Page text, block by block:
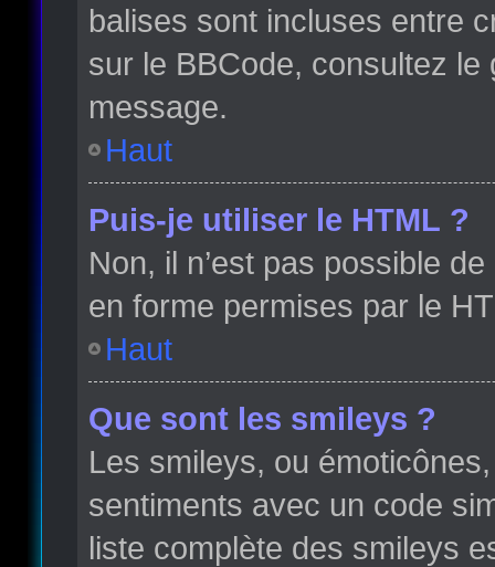
balises sont incluses entre
sur le BBCode, consultez
message.
Haut
Puis-je utiliser le HTML ?
Non, il n’est pas possible
en forme permises par le
Haut
Que sont les smileys ?
Les smileys, ou
sentiments avec un code
liste complète des smileys